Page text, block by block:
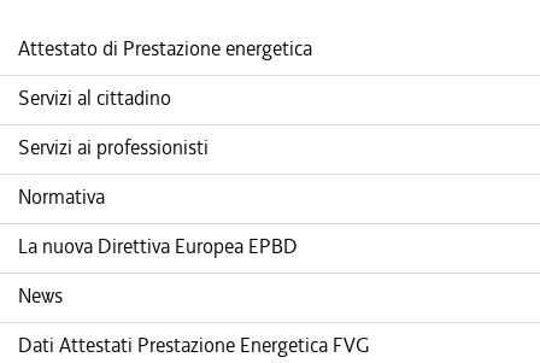
Attestato di Prestazione energetica
Servizi al cittadino
Servizi ai professionisti
Normativa
La nuova Direttiva Europea EPBD
News
Dati Attestati Prestazione Energetica FVG